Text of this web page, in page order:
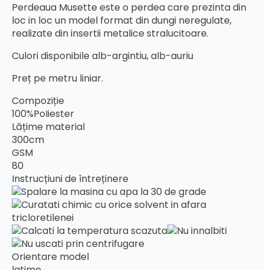
Perdeaua Musette este o perdea care prezinta din
loc in loc un model format din dungi neregulate,
realizate din insertii metalice stralucitoare.
Culori disponibile alb-argintiu, alb-auriu
Preț pe metru liniar.
Compoziție
100%PoIiester
Lățime material
300cm
GSM
80
Instrucțiuni de întreținere
Orientare model